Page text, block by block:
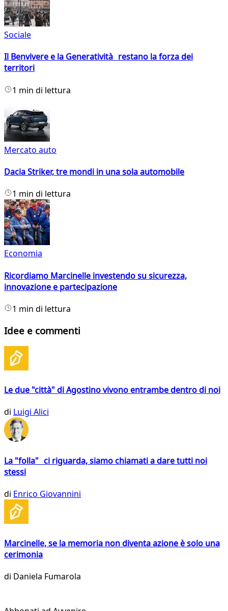
Sociale
Il Benvivere e la Generatività restano la forza dei
territori
1 min di lettura
Mercato auto
Dacia Striker, tre mondi in una sola automobile
1 min di lettura
Economia
Ricordiamo Marcinelle investendo su sicurezza,
innovazione e partecipazione
1 min di lettura
Idee e commenti
Le due "città" di Agostino vivono entrambe dentro di noi
di Luigi Alici
La "folla" ci riguarda, siamo chiamati a dare tutti noi
stessi
di Enrico Giovannini
Marcinelle, se la memoria non diventa azione è solo una
cerimonia
di Daniela Fumarola